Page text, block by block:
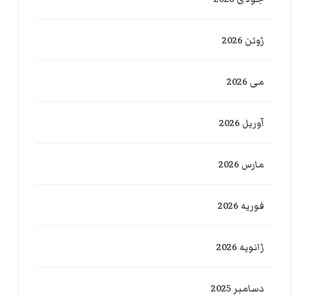
ژوئن 2026
می 2026
آوریل 2026
مارس 2026
فوریه 2026
ژانویه 2026
دسامبر 2025